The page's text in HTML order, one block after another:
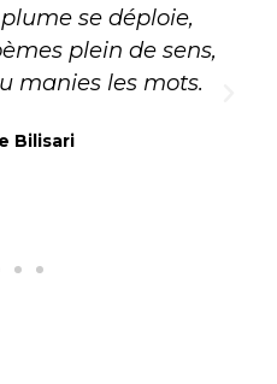
se déploie,
plein de sens,
manies les mots.
Bilisari